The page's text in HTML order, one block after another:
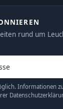
rund um
Informationen